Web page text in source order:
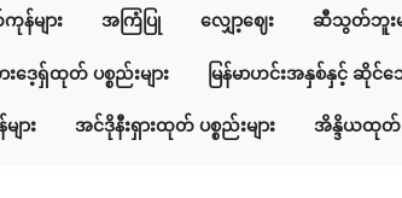
န်များ အကြံပြု လျှော့ဈေး ဆီသွတ်ဘူးမ
းဒေ့ရှ်ထုတ် ပစ္စည်းများ မြန်မာဟင်းအနှစ်နှင့် ဆိုင်
ား အင်ဒိုနီးရှားထုတ် ပစ္စည်းများ အိန္ဒိယထုတ် ပ